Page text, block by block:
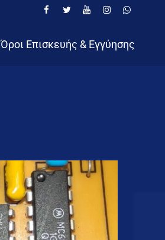
Όροι Επισκευής & Εγγύησης​